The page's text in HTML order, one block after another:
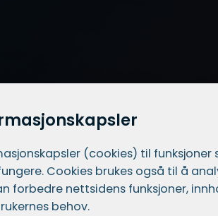
(cookies) til funksjoner
Cookies brukes også til å
forbedre nettsidens funksjoner,
behov.